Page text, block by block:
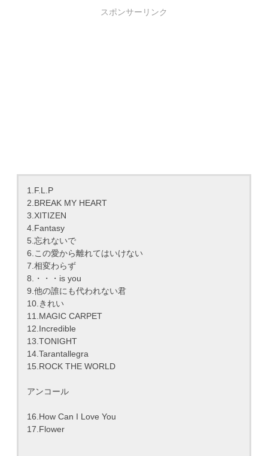
スポンサーリンク
1.F.L.P
2.BREAK MY HEART
3.XITIZEN
4.Fantasy
5.忘れないで
6.この愛から離れてはいけない
7.相変わらず
8.・・・is you
9.他の誰にも代われない君
10.きれい
11.MAGIC CARPET
12.Incredible
13.TONIGHT
14.Tarantallegra
15.ROCK THE WORLD
アンコール
16.How Can I Love You
17.Flower